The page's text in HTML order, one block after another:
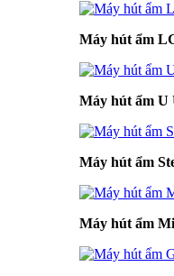
Máy hút ẩm
Máy hút ẩm
Máy hút ẩm
Máy hút ẩm